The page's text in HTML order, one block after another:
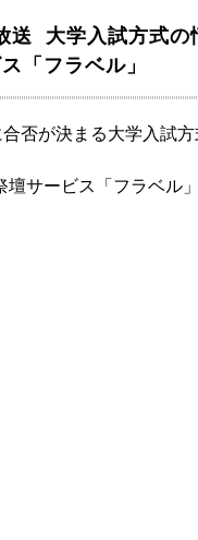
送 大学入試方式の
「フラベル」
否が決まる大学入試
壇サービス「フラベル